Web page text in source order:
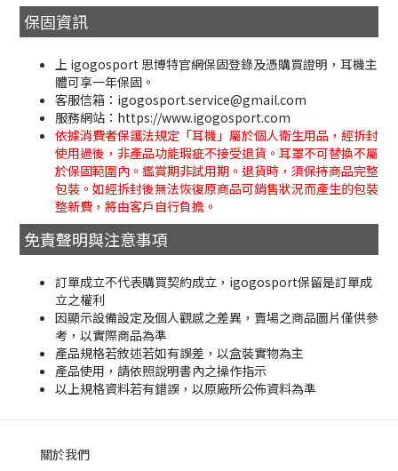
保固資訊
上 igogosport 思博特官網保固登錄及憑購買證明，耳機主
體可享一年保固。
客服信箱：igogosport.service@gmail.com
服務網站：https://www.igogosport.com
依據消費者保護法規定「耳機」屬於個人衛生用品，經拆封
使用過後，非產品功能瑕疵不接受退貨。耳罩不可替換不屬
於保固範圍內。鑑賞期非試用期。退貨時，須保持商品完整
包裝。如經拆封後無法恢復原商品可銷售狀況而產生的包裝
整新費，將由客戶自行負擔。
免責聲明與注意事項
訂單成立不代表購買契約成立，igogosport保留是訂單成
立之權利
因顯示設備設定及個人觀感之差異，賣場之商品圖片僅供參
考，以實際商品為準
產品規格若敘述若如有誤差，以盒裝實物為主
產品使用，請依照說明書內之操作指示
以上規格資料若有錯誤，以原廠所公佈資料為準
關於我們